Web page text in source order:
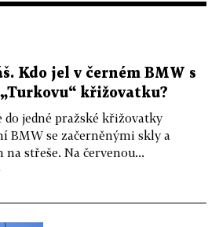
Kdo jel v černém BMW s
křižovatku?
do jedné pražské křižovatky
BMW se začerněnými skly a
střeše. Na červenou...